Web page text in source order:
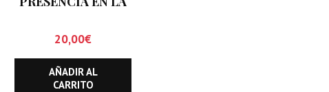
MADRID
20,00€
AÑADIR AL
CARRITO